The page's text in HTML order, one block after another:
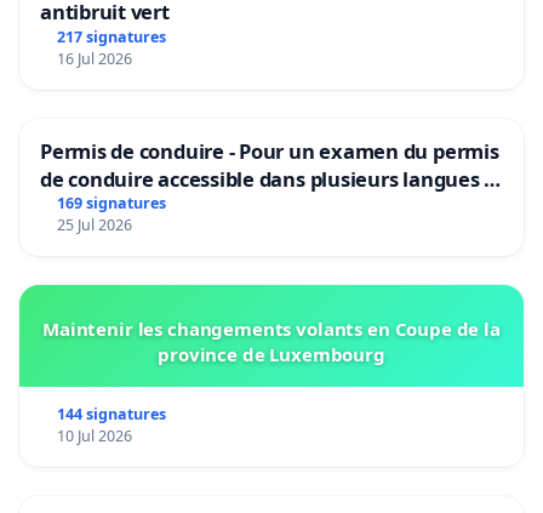
antibruit vert
217 signatures
16 Jul 2026
Permis de conduire - Pour un examen du permis
de conduire accessible dans plusieurs langues à
Bruxelles
169 signatures
25 Jul 2026
Maintenir les changements volants en Coupe de la
province de Luxembourg
144 signatures
10 Jul 2026